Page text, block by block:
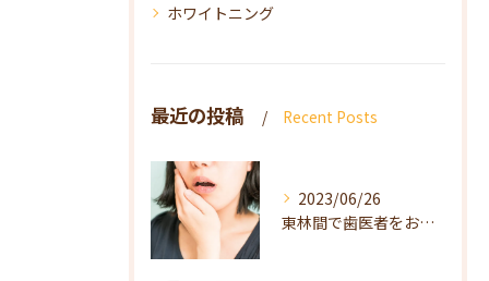
ホワイトニング
最近の投稿 Recent Posts
2023/06/26
東林間で歯医者をお探しの方は当院へ